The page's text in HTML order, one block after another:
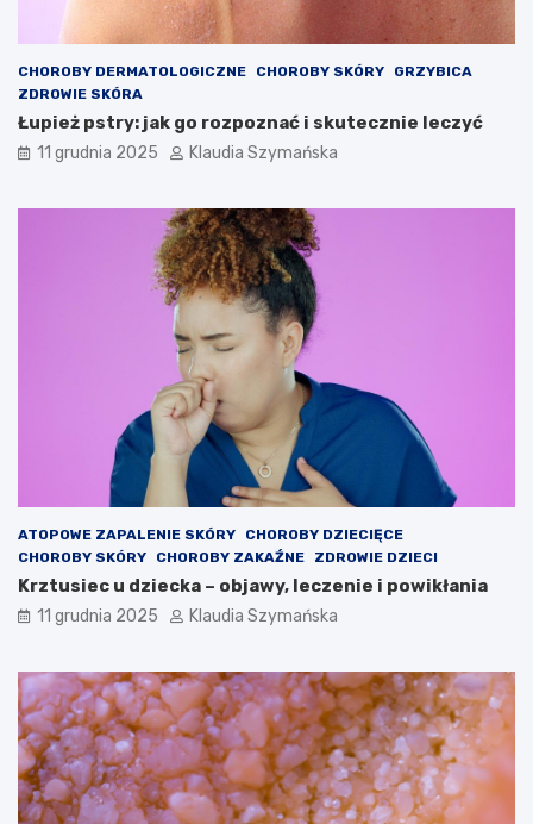
CHOROBY DERMATOLOGICZNE CHOROBY SKÓRY
GRZYBICA
ZDROWIE SKÓRA
Łupież pstry: jak go rozpoznać i skutecznie leczyć
11 grudnia 2025 Klaudia Szymańska
ATOPOWE ZAPALENIE SKÓRY
CHOROBY DZIECIĘCE
CHOROBY SKÓRY
CHOROBY ZAKAŹNE ZDROWIE DZIECI
Krztusiec u dziecka – objawy, leczenie i powikłania
11 grudnia 2025 Klaudia Szymańska